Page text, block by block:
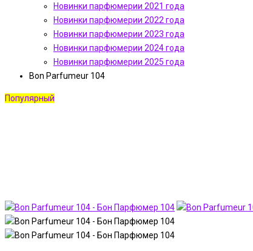
Новинки парфюмерии 2021 года
Новинки парфюмерии 2022 года
Новинки парфюмерии 2023 года
Новинки парфюмерии 2024 года
Новинки парфюмерии 2025 года
Bon Parfumeur 104
Популярный